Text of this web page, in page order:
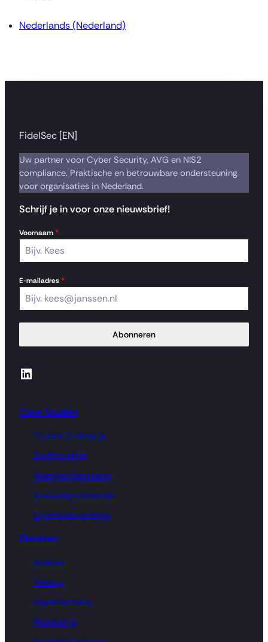
Nederlands (Nederland)
FidelSec [EN]
Uw partner voor Cyber Security, AVG en NIS2
compliance. Praktische en betrouwbare ondersteuning
voor organisaties in Nederland.
Schrijf je in voor onze nieuwsbrief!
Voornaam *
E-mailadres *
Abonneren
LinkedIn
Case Studies
Primair Onderwijs
Zorginstelling
Welzijnsorganisatie
Voedselgroothandel
Overheidsinstelling
Diensten
Analyse
Training
Implementatie
Monitoring